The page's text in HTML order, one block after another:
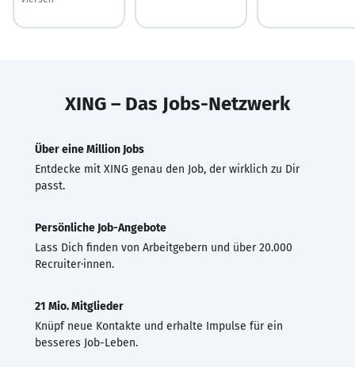
XING – Das Jobs-Netzwerk
Über eine Million Jobs
Entdecke mit XING genau den Job, der wirklich zu Dir
passt.
Persönliche Job-Angebote
Lass Dich finden von Arbeitgebern und über 20.000
Recruiter·innen.
21 Mio. Mitglieder
Knüpf neue Kontakte und erhalte Impulse für ein
besseres Job-Leben.